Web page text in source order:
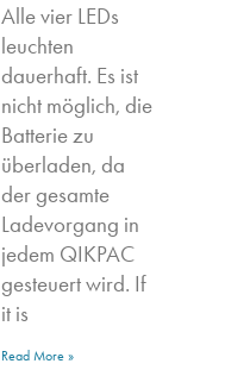
Alle vier LEDs
leuchten
dauerhaft. Es ist
nicht möglich, die
Batterie zu
überladen, da
der gesamte
Ladevorgang in
jedem QIKPAC
gesteuert wird. If
it is
Read More »